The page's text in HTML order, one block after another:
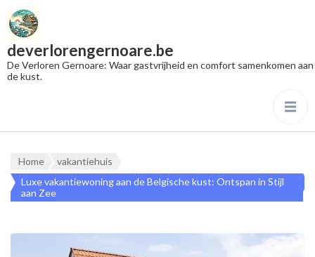
deverlorengernoare.be
De Verloren Gernoare: Waar gastvrijheid en comfort samenkomen aan
de kust.
Home
vakantiehuis
Luxe vakantiewoning aan de Belgische kust: Ontspan in Stijl
aan Zee